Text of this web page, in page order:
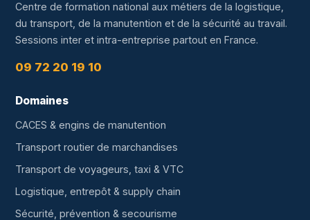
Centre de formation national aux métiers de la logistique,
du transport, de la manutention et de la sécurité au travail.
Sessions inter et intra-entreprise partout en France.
09 72 20 19 10
Domaines
CACES & engins de manutention
Transport routier de marchandises
Transport de voyageurs, taxi & VTC
Logistique, entrepôt & supply chain
Sécurité, prévention & secourisme